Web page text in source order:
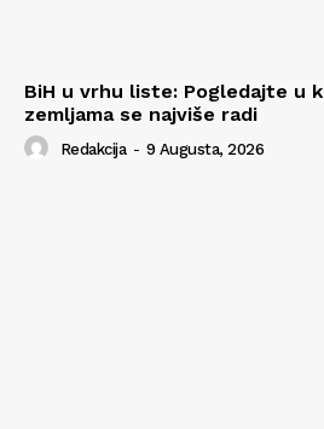
BiH u vrhu liste: Pogledajte u
zemljama se najviše radi
Redakcija - 9 Augusta, 2026